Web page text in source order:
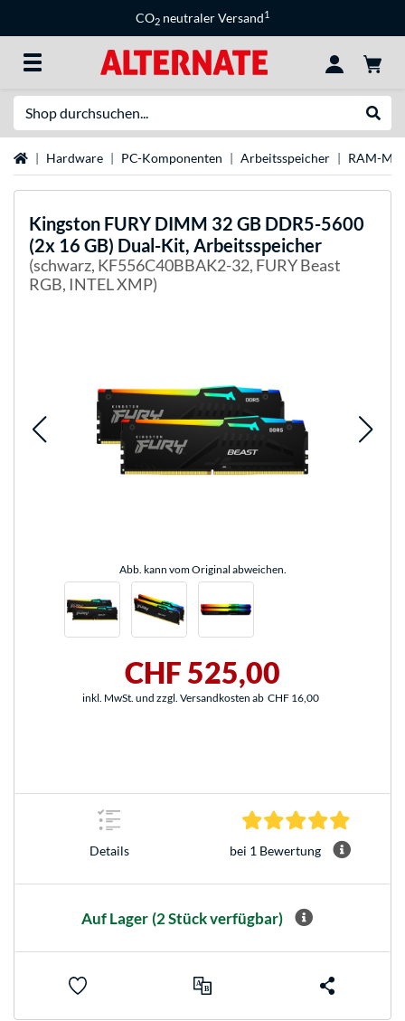
CO2 neutraler Versand1
StartseiteHardware PC-Komponenten Arbeitsspeicher RAM-
Kingston FURY DIMM 32 GB DDR5-5600
(2x 16 GB) Dual-Kit, Arbeitsspeicher
(schwarz, KF556C40BBAK2-32, FURY Beast
RGB, INTEL XMP)
Abb. kann vom Original abweichen.
CHF 525,00
inkl. MwSt. und zzgl. Versandkosten ab CHF 16,00
Details bei 1 Bewertung
Auf Lager (2 Stück verfügbar)